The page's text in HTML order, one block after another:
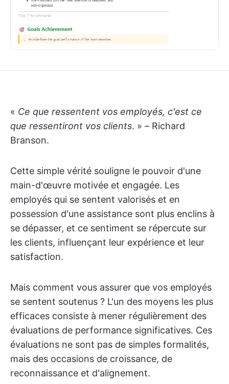
« Ce que ressentent vos employés, c'est ce
que ressentiront vos clients. » – Richard
Branson.
Cette simple vérité souligne le pouvoir d'une
main-d'œuvre motivée et engagée. Les
employés qui se sentent valorisés et en
possession d'une assistance sont plus enclins à
se dépasser, et ce sentiment se répercute sur
les clients, influençant leur expérience et leur
satisfaction.
Mais comment vous assurer que vos employés
se sentent soutenus ? L'un des moyens les plus
efficaces consiste à mener régulièrement des
évaluations de performance significatives. Ces
évaluations ne sont pas de simples formalités,
mais des occasions de croissance, de
reconnaissance et d'alignement.